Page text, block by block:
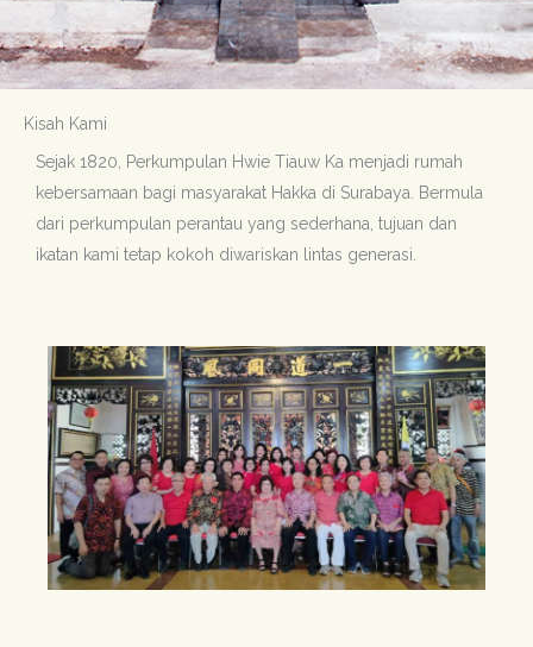
Kisah Kami
Sejak 1820, Perkumpulan Hwie Tiauw Ka menjadi rumah
kebersamaan bagi masyarakat Hakka di Surabaya. Bermula
dari perkumpulan perantau yang sederhana, tujuan dan
ikatan kami tetap kokoh diwariskan lintas generasi.